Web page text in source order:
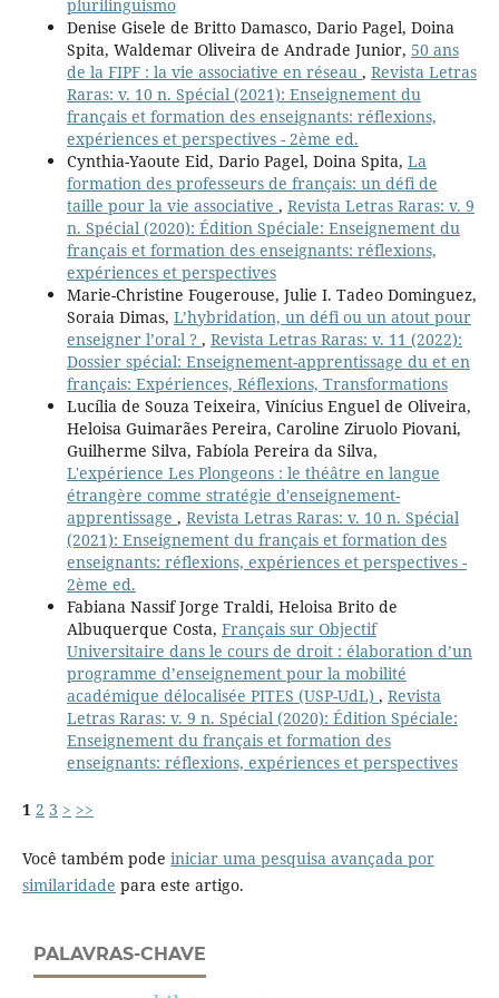
plurilinguismo
Denise Gisele de Britto Damasco, Dario Pagel, Doina
Spita, Waldemar Oliveira de Andrade Junior, 50 ans
de la FIPF : la vie associative en réseau , Revista Letras
Raras: v. 10 n. Spécial (2021): Enseignement du
français et formation des enseignants: réflexions,
expériences et perspectives - 2ème ed.
Cynthia-Yaoute Eid, Dario Pagel, Doina Spita, La
formation des professeurs de français: un défi de
taille pour la vie associative , Revista Letras Raras: v. 9
n. Spécial (2020): Édition Spéciale: Enseignement du
français et formation des enseignants: réflexions,
expériences et perspectives
Marie-Christine Fougerouse, Julie I. Tadeo Dominguez,
Soraia Dimas, L’hybridation, un défi ou un atout pour
enseigner l’oral ? , Revista Letras Raras: v. 11 (2022):
Dossier spécial: Enseignement-apprentissage du et en
français: Expériences, Réflexions, Transformations
Lucília de Souza Teixeira, Vinícius Enguel de Oliveira,
Heloisa Guimarães Pereira, Caroline Ziruolo Piovani,
Guilherme Silva, Fabíola Pereira da Silva,
L'expérience Les Plongeons : le théâtre en langue
étrangère comme stratégie d'enseignement-
apprentissage , Revista Letras Raras: v. 10 n. Spécial
(2021): Enseignement du français et formation des
enseignants: réflexions, expériences et perspectives -
2ème ed.
Fabiana Nassif Jorge Traldi, Heloisa Brito de
Albuquerque Costa, Français sur Objectif
Universitaire dans le cours de droit : élaboration d’un
programme d’enseignement pour la mobilité
académique délocalisée PITES (USP-UdL) , Revista
Letras Raras: v. 9 n. Spécial (2020): Édition Spéciale:
Enseignement du français et formation des
enseignants: réflexions, expériences et perspectives
1 2 3 > >>
Você também pode iniciar uma pesquisa avançada por
similaridade para este artigo.
PALAVRAS-CHAVE